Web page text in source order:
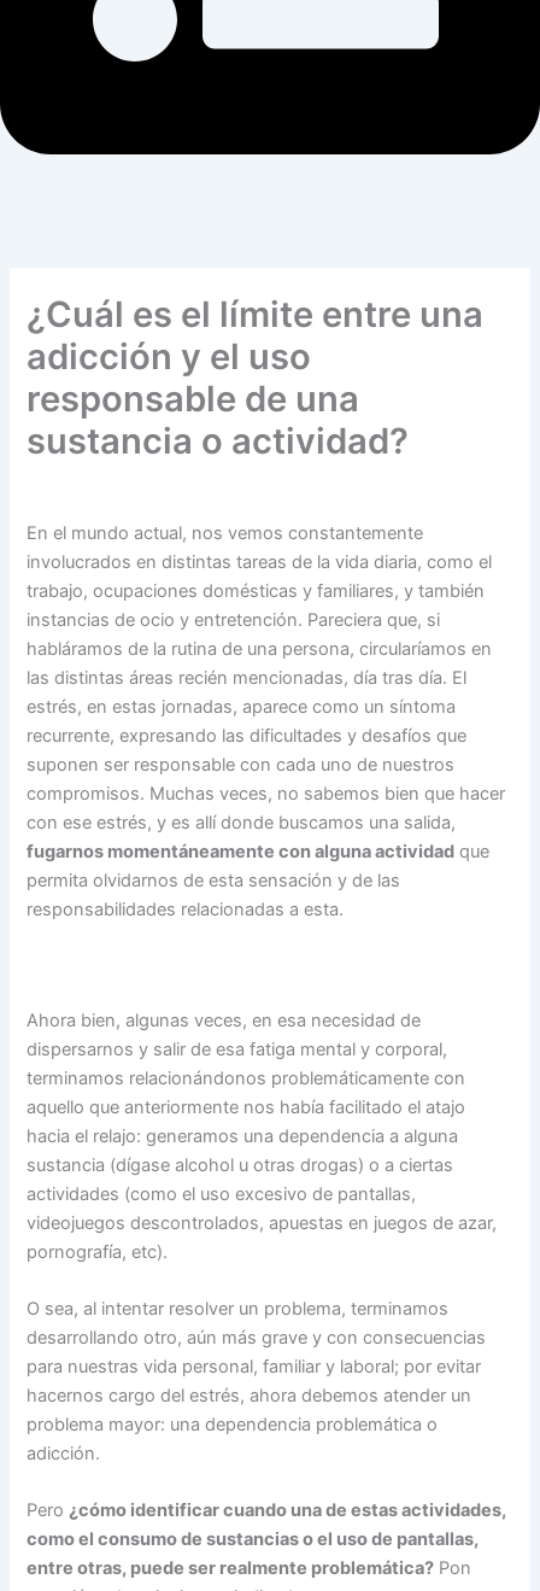
¿Cuál es el límite entre una
adicción y el uso
responsable de una
sustancia o actividad?
En el mundo actual, nos vemos constantemente
involucrados en distintas tareas de la vida diaria, como el
trabajo, ocupaciones domésticas y familiares, y también
instancias de ocio y entretención. Pareciera que, si
habláramos de la rutina de una persona, circularíamos en
las distintas áreas recién mencionadas, día tras día. El
estrés, en estas jornadas, aparece como un síntoma
recurrente, expresando las dificultades y desafíos que
suponen ser responsable con cada uno de nuestros
compromisos. Muchas veces, no sabemos bien que hacer
con ese estrés, y es allí donde buscamos una salida,
fugarnos momentáneamente con alguna actividad que
permita olvidarnos de esta sensación y de las
responsabilidades relacionadas a esta.
Ahora bien, algunas veces, en esa necesidad de
dispersarnos y salir de esa fatiga mental y corporal,
terminamos relacionándonos problemáticamente con
aquello que anteriormente nos había facilitado el atajo
hacia el relajo: generamos una dependencia a alguna
sustancia (dígase alcohol u otras drogas) o a ciertas
actividades (como el uso excesivo de pantallas,
videojuegos descontrolados, apuestas en juegos de azar,
pornografía, etc).
O sea, al intentar resolver un problema, terminamos
desarrollando otro, aún más grave y con consecuencias
para nuestras vida personal, familiar y laboral; por evitar
hacernos cargo del estrés, ahora debemos atender un
problema mayor: una dependencia problemática o
adicción.
Pero ¿cómo identificar cuando una de estas actividades,
como el consumo de sustancias o el uso de pantallas,
entre otras, puede ser realmente problemática? Pon